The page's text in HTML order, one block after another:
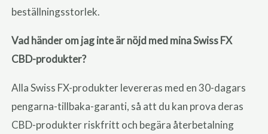
beställningsstorlek.
Vad händer om jag inte är nöjd med mina Swiss FX
CBD-produkter?
Alla Swiss FX-produkter levereras med en 30-dagars
pengarna-tillbaka-garanti, så att du kan prova deras
CBD-produkter riskfritt och begära återbetalning